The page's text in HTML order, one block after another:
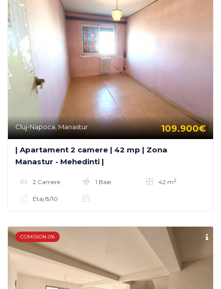
Cluj-Napoca, Manastur 109.900€
| Apartament 2 camere | 42 mp | Zona
Manastur - Mehedinti |
2 Camere 1 Baie 42 m2
Etaj 8/10
COMISION 0%